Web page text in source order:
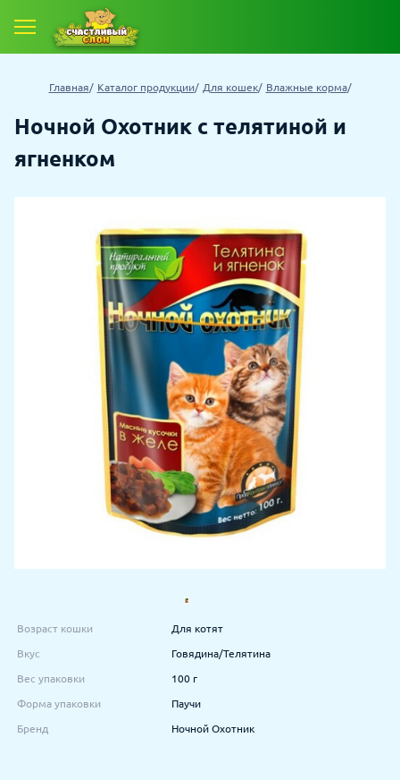
Главная Каталог продукции Для кошек Влажные корма
Ночной Охотник с телятиной и
ягненком
Возраст кошки Для котят
Вкус Говядина/Телятина
Вес упаковки 100 г
Форма упаковки Паучи
Бренд Ночной Охотник